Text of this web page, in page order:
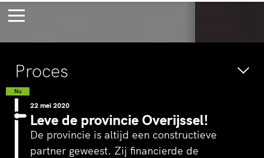
's-Hertogenbosch
Voor eeuwig
jong
Proces
Nu
22 mei 2020
Leve de provincie Overijssel!
De provincie is altijd een constructieve
partner geweest. Zij financierde de